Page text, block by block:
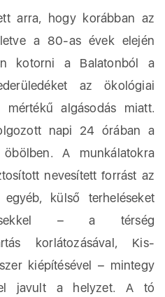
arra, hogy korábban az
a 80-as évek elején
kotorni a Balatonból a
az ökológiai
mértékű algásodás miatt.
napi 24 órában a
A munkálatokra
nevesített forrást az
külső terheléseket
– a térség
korlátozásával, Kis-
kiépítésével – mintegy
javult a helyzet. A tó